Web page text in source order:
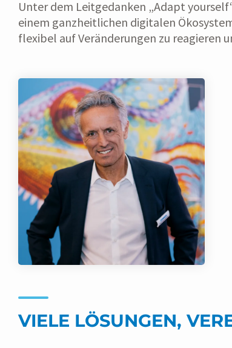
Unter dem Leitgedanken „Adapt
einem ganzheitlichen digitalen
flexibel auf Veränderungen zu reagieren
VIELE LÖSUNGEN,